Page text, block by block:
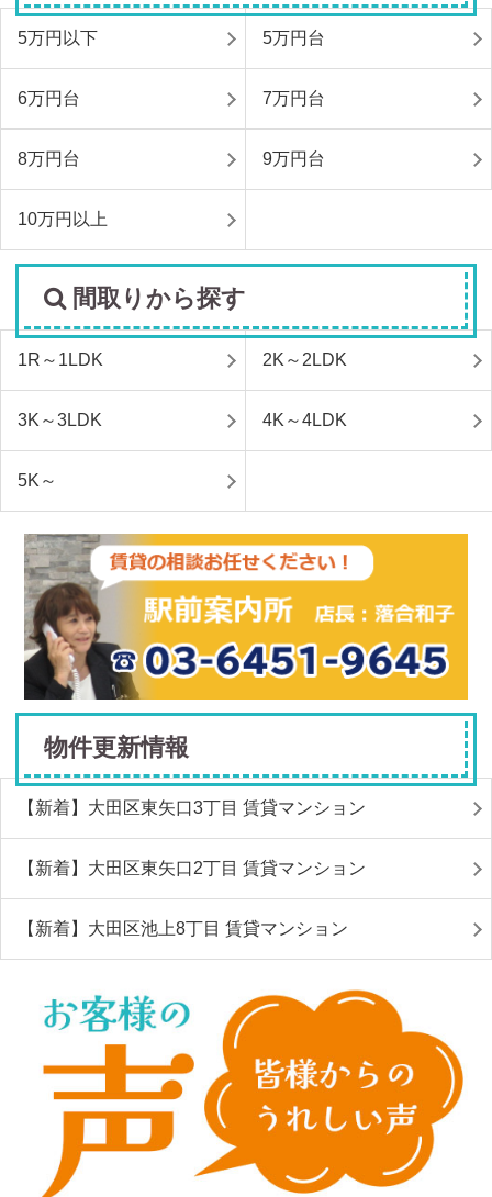
5万円以下 5万円台
6万円台 7万円台
8万円台 9万円台
10万円以上
間取りから探す
1R～1LDK 2K～2LDK
3K～3LDK 4K～4LDK
5K～
物件更新情報
【新着】大田区東矢口3丁目 賃貸マンション
【新着】大田区東矢口2丁目 賃貸マンション
【新着】大田区池上8丁目 賃貸マンション